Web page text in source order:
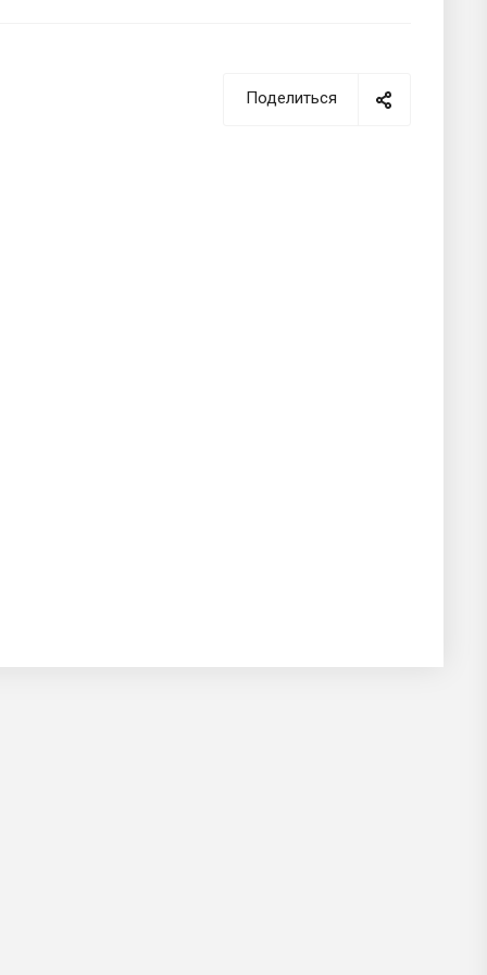
Поделиться